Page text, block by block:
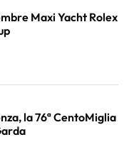
Maxi Yacht Rolex
la 76ª CentoMiglia